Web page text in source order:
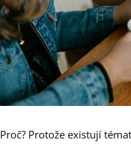
Proč? Protože existují